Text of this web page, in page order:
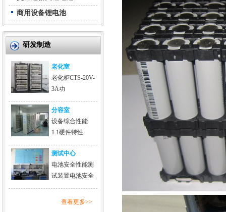
商用设备锂电池
研发制造
老化室
老化柜CTS-20V-
3A功
分容室
设备综合性能
1.1硬件特性
测试中心
电池安全性能测
试装置电池安全
查看更多>>